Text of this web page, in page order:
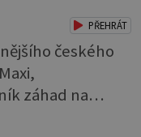
PŘEHRÁT
českého
záhad na
než 200